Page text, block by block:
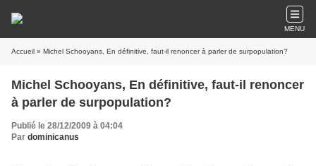
MENU
Accueil » Michel Schooyans, En définitive, faut-il renoncer à parler de surpopulation?
Michel Schooyans, En définitive, faut-il renoncer
à parler de surpopulation?
Publié le 28/12/2009 à 04:04
Par dominicanus